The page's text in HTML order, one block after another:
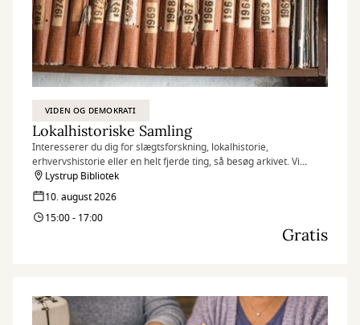
VIDEN OG DEMOKRATI
Lokalhistoriske Samling
Interesserer du dig for slægtsforskning, lokalhistorie,
erhvervshistorie eller en helt fjerde ting, så besøg arkivet. Vi
hjælper dig med at finde de informationer, som du søger.
Lystrup Bibliotek
10. august 2026
15:00 - 17:00
Gratis